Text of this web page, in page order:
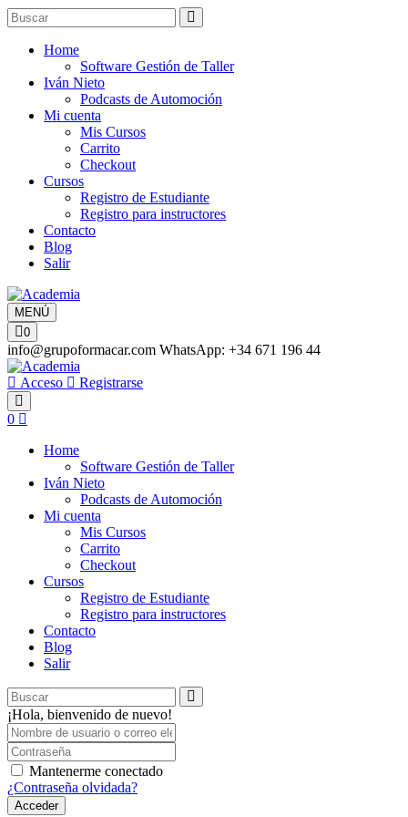
Home
Software Gestión de Taller
Iván Nieto
Podcasts de Automoción
Mi cuenta
Mis Cursos
Carrito
Checkout
Cursos
Registro de Estudiante
Registro para instructores
Contacto
Blog
Salir
MENÚ
0
info@grupoformacar.com WhatsApp: +34 671 196 44
Acceso Registrarse
0
Home
Software Gestión de Taller
Iván Nieto
Podcasts de Automoción
Mi cuenta
Mis Cursos
Carrito
Checkout
Cursos
Registro de Estudiante
Registro para instructores
Contacto
Blog
Salir
¡Hola, bienvenido de nuevo!
Mantenerme conectado
¿Contraseña olvidada?
Acceder